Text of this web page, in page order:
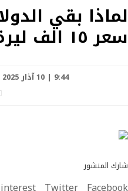
لماذا بقي
سعر ١٥ الف ليرة للدولار
9:44 | 10 آذار 2025
شارك المنشور